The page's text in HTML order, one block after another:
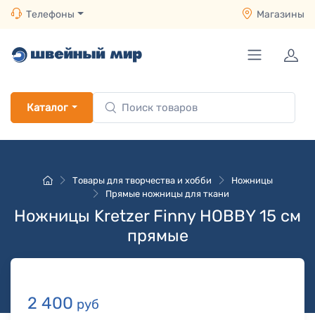
Телефоны Магазины
Каталог
Товары для творчества и хобби
Ножницы
Прямые ножницы для ткани
Ножницы Kretzer Finny HOBBY 15 см
прямые
2 400 руб